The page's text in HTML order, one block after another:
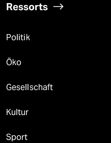
Ressorts
Politik
Öko
Gesellschaft
Kultur
Sport